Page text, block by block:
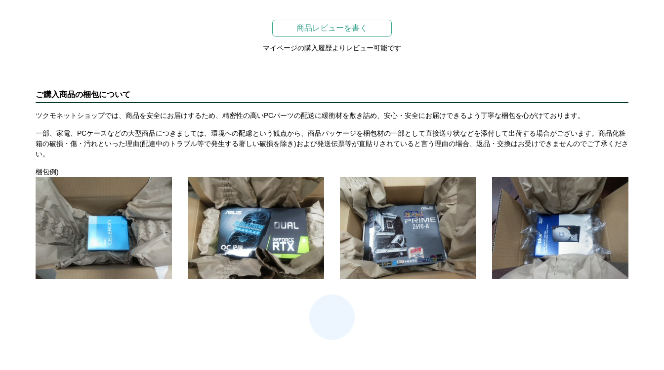
商品レビューを書く
マイページの購入履歴よりレビュー可能です
ご購入商品の梱包について
ツクモネットショップでは、商品を安全にお届けするため、精密性の高いPCパーツの配送に緩衝材を敷き詰め、安心・安全にお届けできるよう丁寧な梱包を心がけております。
一部、家電、PCケースなどの大型商品につきましては、環境への配慮という観点から、商品パッケージを梱包材の一部として直接送り状などを添付して出荷する場合がございます。商品化粧
箱の破損・傷・汚れといった理由(配達中のトラブル等で発生する著しい破損を除き)および発送伝票等が直貼りされていると言う理由の場合、返品・交換はお受けできませんのでご了承くださ
い。
梱包例)